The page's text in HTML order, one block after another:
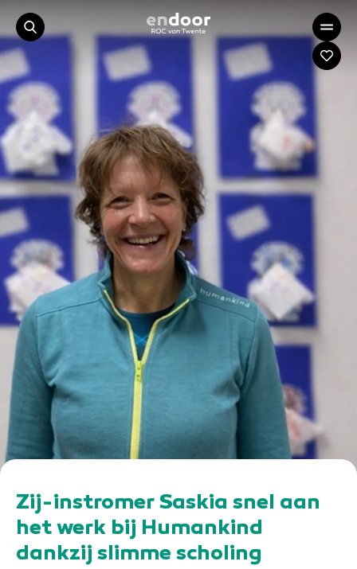
Zij-instromer Saskia snel aan
het werk bij Humankind
dankzij slimme scholing